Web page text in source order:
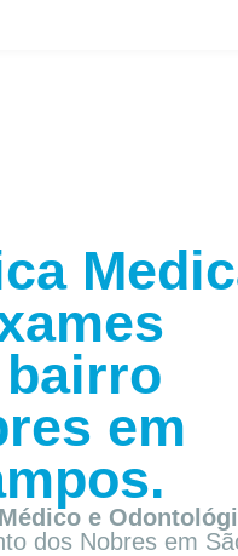
em
e
dos Nobres em